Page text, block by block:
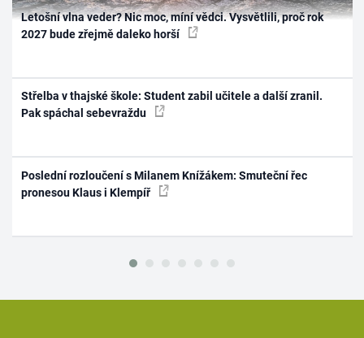
Letošní vlna veder? Nic moc, míní vědci. Vysvětlili, proč rok
2027 bude zřejmě daleko horší
Střelba v thajské škole: Student zabil učitele a další zranil.
Pak spáchal sebevraždu
Poslední rozloučení s Milanem Knížákem: Smuteční řec
pronesou Klaus i Klempíř